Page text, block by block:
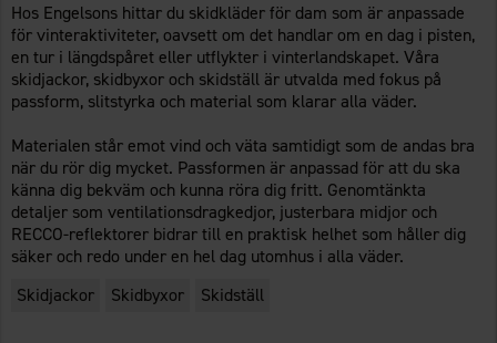
Hos Engelsons hittar du skidkläder för dam som är anpassade
för vinteraktiviteter, oavsett om det handlar om en dag i pisten,
en tur i längdspåret eller utflykter i vinterlandskapet. Våra
skidjackor, skidbyxor och skidställ är utvalda med fokus på
passform, slitstyrka och material som klarar alla väder.
Materialen står emot vind och väta samtidigt som de andas bra
när du rör dig mycket. Passformen är anpassad för att du ska
känna dig bekväm och kunna röra dig fritt. Genomtänkta
detaljer som ventilationsdragkedjor, justerbara midjor och
RECCO-reflektorer bidrar till en praktisk helhet som håller dig
säker och redo under en hel dag utomhus i alla väder.
Skidjackor
Skidbyxor Skidställ